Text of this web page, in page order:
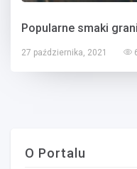
Popularne smaki
27 października, 2021
O Portalu